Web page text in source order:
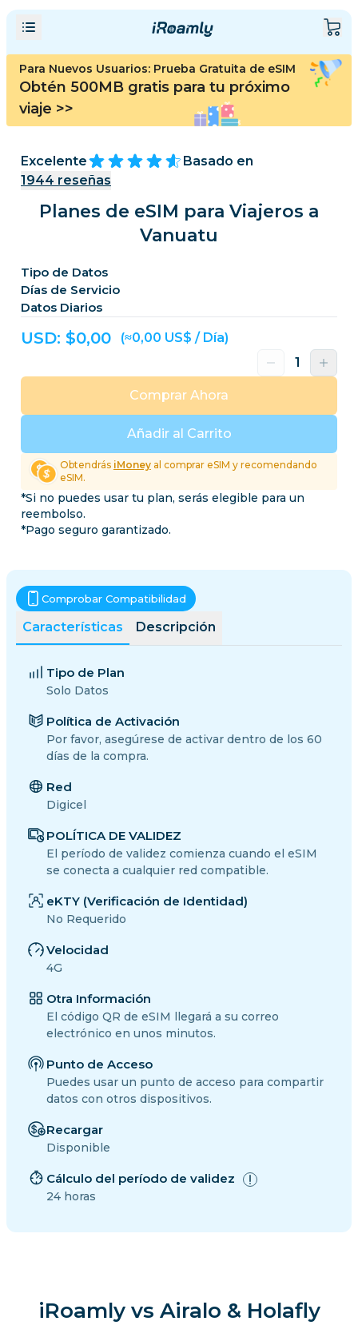
Para Nuevos Usuarios: Prueba Gratuita de eSIM
Obtén 500MB gratis para tu próximo
viaje >>
Excelente
Basado en
1944 reseñas
Planes de eSIM para Viajeros a
Vanuatu
Tipo de Datos
Días de Servicio
Datos Diarios
USD: $0,00 (≈0,00 US$ / Día)
Añadir al Carrito
Comprar Ahora
Obtendrás iMoneyal comprar eSIM y recomendando
eSIM.
*Si no puedes usar tu plan, serás elegible para un
reembolso.
*Pago seguro garantizado.
Características Descripción
Comprobar Compatibilidad
Tipo de Plan
Solo Datos
Política de Activación
Por favor, asegúrese de activar dentro de los 60
días de la compra.
Red
Digicel
POLÍTICA DE VALIDEZ
El período de validez comienza cuando el eSIM
se conecta a cualquier red compatible.
eKTY (Verificación de Identidad)
No Requerido
Velocidad
4G
Otra Información
El código QR de eSIM llegará a su correo
electrónico en unos minutos.
Punto de Acceso
Puedes usar un punto de acceso para compartir
datos con otros dispositivos.
Recargar
Disponible
Cálculo del período de validez
24 horas
iRoamly vs Airalo & Holafly